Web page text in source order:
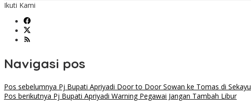
Ikuti Kami
Navigasi pos
Pos sebelumnya Pj Bupati Apriyadi Door to Door Sowan ke Tomas di Sekayu
Pos berikutnya Pj Bupati Apriyadi Warning Pegawai Jangan Tambah Libur